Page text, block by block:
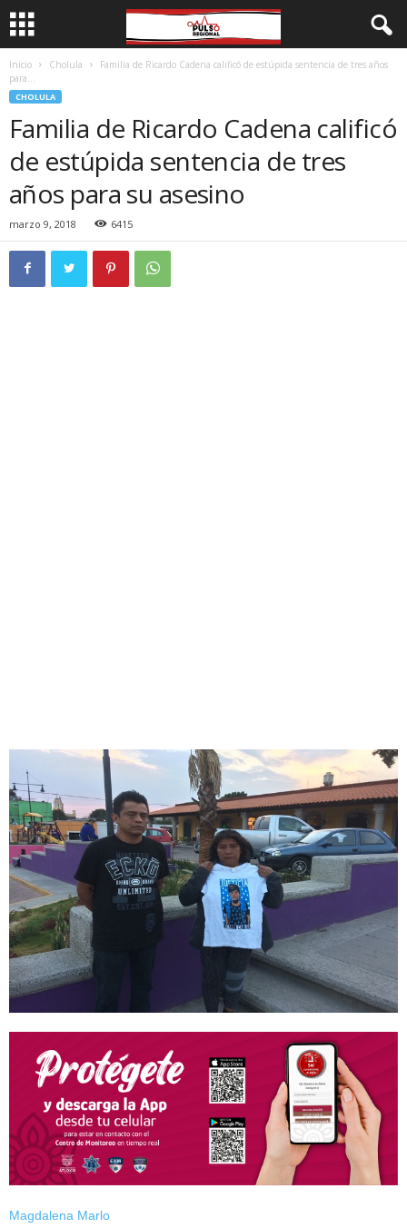
Inicio Cholula
Familia de Ricardo Cadena calificó de estúpida sentencia de tres años
para...
CHOLULA
Familia de Ricardo Cadena calificó
de estúpida sentencia de tres
años para su asesino
marzo 9, 2018 6415
Magdalena Marlo